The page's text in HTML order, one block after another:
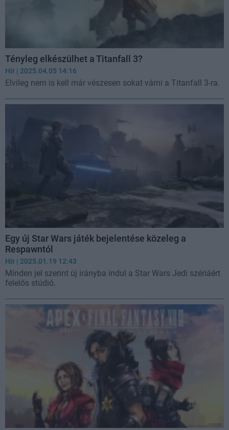
Tényleg elkészülhet a Titanfall 3?
Hír | 2025.04.05 14:16
Elvileg nem is kell már vészesen sokat várni a Titanfall 3-ra.
Egy új Star Wars játék bejelentése közeleg a
Respawntól
Hír | 2025.01.19 12:43
Minden jel szerint új irányba indul a Star Wars Jedi szériáért
felelős stúdió.